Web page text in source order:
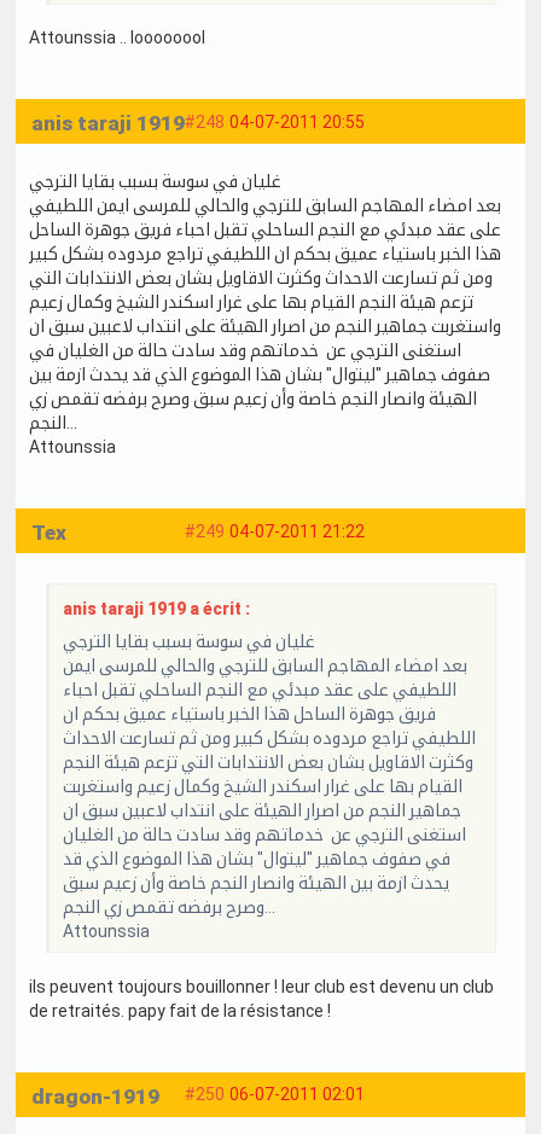
Attounssia .. loooooool
#248 04-07-2011 20:55
anis taraji 1919
غليان في سوسة بسبب بقايا الترجي
بعد امضاء المهاجم السابق للترجي والحالي للمرسى ايمن اللطيفي
على عقد مبدئي مع النجم الساحلي تقبل احباء فريق جوهرة الساحل
هذا الخبر باستياء عميق بحكم ان اللطيفي تراجع مردوده بشكل كبير
ومن ثم تسارعت الاحداث وكثرت الاقاويل بشان بعض الانتدابات التي
تزعم هيئة النجم القيام بها على غرار اسكندر الشيخ وكمال زعيم
واستغربت جماهير النجم من اصرار الهيئة على انتداب لاعبين سبق ان
استغنى الترجي عن خدماتهم وقد سادت حالة من الغليان في
صفوف جماهير "ليتوال" بشان هذا الموضوع الذي قد يحدث ازمة بين
الهيئة وانصار النجم خاصة وأن زعيم سبق وصرح برفضه تقمص زي
Attounssia
#249 04-07-2011 21:22
Tex
anis taraji 1919 a écrit :
غليان في سوسة بسبب بقايا الترجي
بعد امضاء المهاجم السابق للترجي والحالي للمرسى ايمن
اللطيفي على عقد مبدئي مع النجم الساحلي تقبل احباء
فريق جوهرة الساحل هذا الخبر باستياء عميق بحكم ان
اللطيفي تراجع مردوده بشكل كبير ومن ثم تسارعت الاحداث
وكثرت الاقاويل بشان بعض الانتدابات التي تزعم هيئة النجم
القيام بها على غرار اسكندر الشيخ وكمال زعيم واستغربت
جماهير النجم من اصرار الهيئة على انتداب لاعبين سبق ان
استغنى الترجي عن خدماتهم وقد سادت حالة من الغليان
في صفوف جماهير "ليتوال" بشان هذا الموضوع الذي قد
يحدث ازمة بين الهيئة وانصار النجم خاصة وأن زعيم سبق
Attounssia
ils peuvent toujours bouillonner ! leur club est devenu un club
de retraités. papy fait de la résistance !
#250 06-07-2011 02:01
dragon-1919